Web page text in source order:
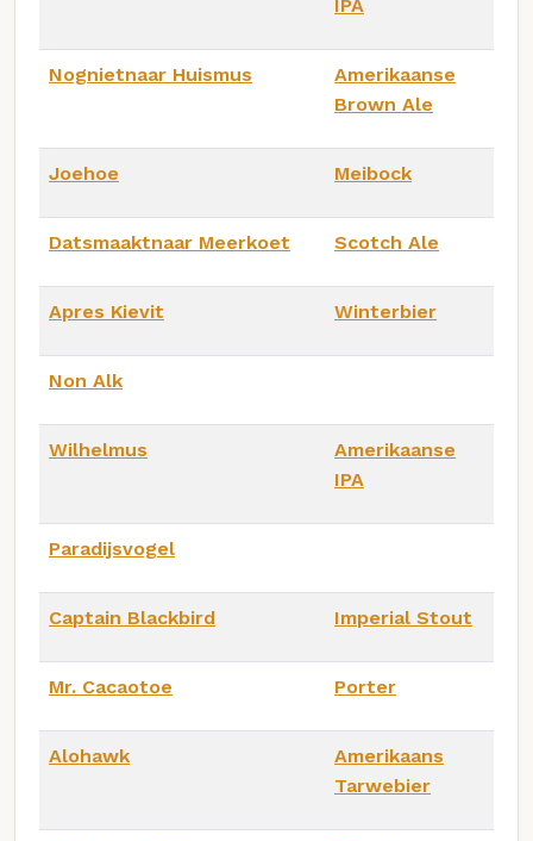
IPA
Nognietnaar Huismus
Amerikaanse
Brown Ale
Joehoe Meibock
Datsmaaktnaar Meerkoet Scotch Ale
Apres Kievit Winterbier
Non Alk
Wilhelmus
Amerikaanse
IPA
Paradijsvogel
Captain Blackbird Imperial Stout
Mr. Cacaotoe Porter
Alohawk
Amerikaans
Tarwebier